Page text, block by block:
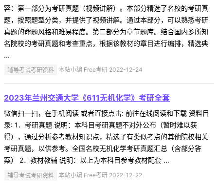
容：第一部分为考研真题（视频讲解）。本部分精选了名校的考研真
题，按照题型分类，并提供了视频讲解。通过本部分，可以熟悉考研
真题的命题风格和难易程度。第二部分为章节题库。结合国内多所知
名院校的考研真题和考查重点，根据该教材的章目进行编排，精选典
...
辅导考试考研资料 本站小编 Free考研 2022-12-24
2023年兰州交通大学《611无机化学》考研全套
微信扫一扫，在手机阅读 或者直接点击: 前往在线阅读和下载 资料目
录: 1．考研真题 说明：本科目考研真题不对外公布（暂时难以获
得），通过分析参考教材知识点，精选了有类似考点的其他院校相关
考研真题，以供参考。全国名校无机化学考研真题汇总（含部分答
案） 2．教材教辅 说明：以上为本科目参考教材配套 ...
辅导考试考研资料 本站小编 Free考研 2022-12-22